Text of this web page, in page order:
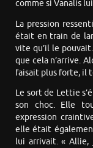
comme si Vanalis
La pression
était en train de
vite qu’il le
que cela n’arrive.
faisait plus forte, il
Le sort de Lettie
son choc. Elle
expression
elle était
lui arrivait. «